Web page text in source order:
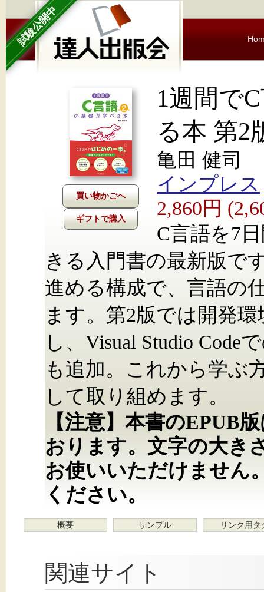
試験公開中
ギフトで購入
1週間で
る本 第2
亀田 健司
インプレス
2,860円
C言語を7
きる入門書の最新版で
進める構成で、言語の
ます。第2版では開発環
し、Visual Studio Code
も追加。これから学ぶ
して取り組めます。
【注意】本書のEPUB
おります。文字の大き
お使いいただけません
ください。
概要 サンプル リンク用タ
関連サイト